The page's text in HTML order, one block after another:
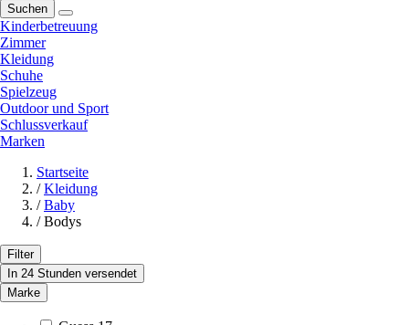
Suchen
Kinderbetreuung
Zimmer
Kleidung
Schuhe
Spielzeug
Outdoor und Sport
Schlussverkauf
Marken
Startseite
/ Kleidung
/ Baby
/ Bodys
Filter
In 24 Stunden versendet
Marke